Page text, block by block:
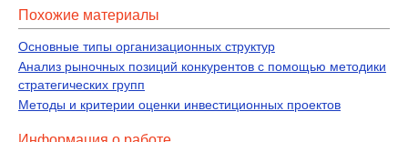
Похожие материалы
Основные типы организационных структур
Анализ рыночных позиций конкурентов с помощью методики
стратегических групп
Методы и критерии оценки инвестиционных проектов